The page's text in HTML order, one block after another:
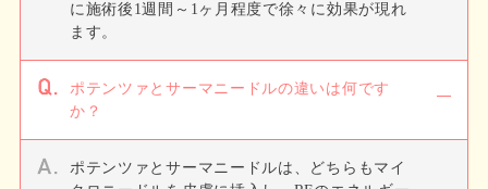
に施術後1週間～1ヶ月程度で徐々に効果が現れ
ます。
ポテンツァとサーマニードルの違いは何です
か？
ポテンツァとサーマニードルは、どちらもマイ